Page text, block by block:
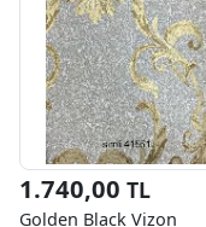
1.740,00 TL
Golden Black Vizon